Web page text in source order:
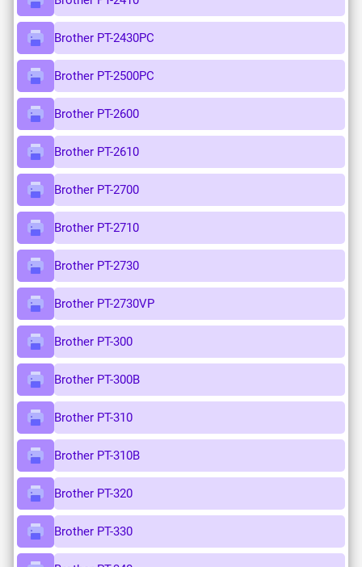
Brother PT-2430PC
Brother PT-2500PC
Brother PT-2600
Brother PT-2610
Brother PT-2700
Brother PT-2710
Brother PT-2730
Brother PT-2730VP
Brother PT-300
Brother PT-300B
Brother PT-310
Brother PT-310B
Brother PT-320
Brother PT-330